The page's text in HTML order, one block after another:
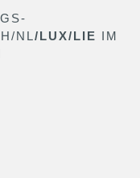
NL/LUX/LIE IM